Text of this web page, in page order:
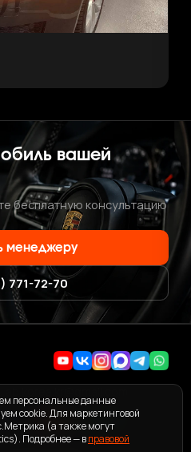
вашей
бесплатную консультацию
менеджеру
771-72-70
персональные данные
cookie. Для маркетинговой
(а также могут
Подробнее — вправовой